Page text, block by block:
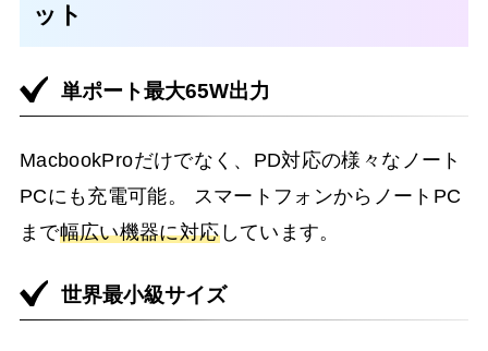
ット
単ポート最大65W出力
MacbookProだけでなく、PD対応の様々なノート
PCにも充電可能。 スマートフォンからノートPC
まで幅広い機器に対応しています。
世界最小級サイズ